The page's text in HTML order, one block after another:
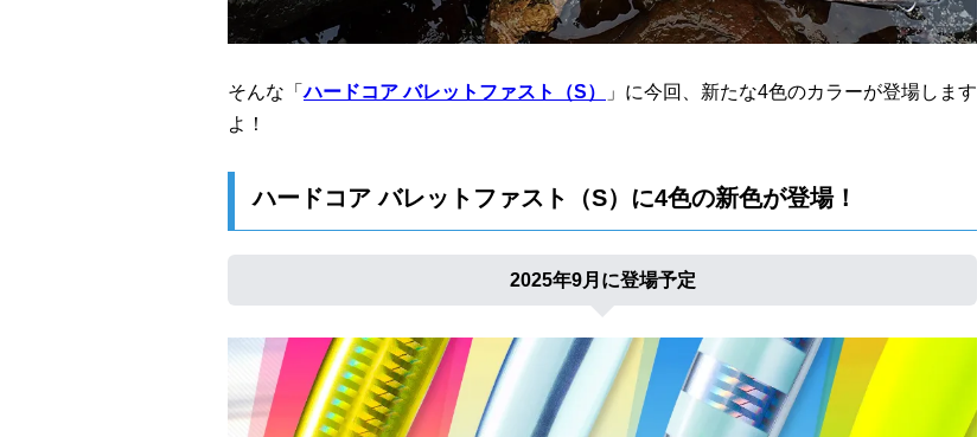
そんな「ハードコア バレットファスト（S）
」に今回、新たな4色のカラーが登場します
よ！
ハードコア バレットファスト（S）に4色の新色が登場！
2025年9月に登場予定